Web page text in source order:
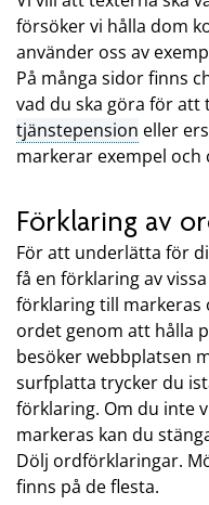
försöker vi hålla dom
använder oss av
På många sidor finns
vad du ska göra för att
tjänstepension eller
markerar exempel
Förklaring av
För att underlätta för
få en förklaring av
förklaring till markeras
ordet genom att hålla
besöker webbplatsen
surfplatta trycker du
förklaring. Om du inte
markeras kan du
Dölj ordförklaringar.
finns på de flesta.